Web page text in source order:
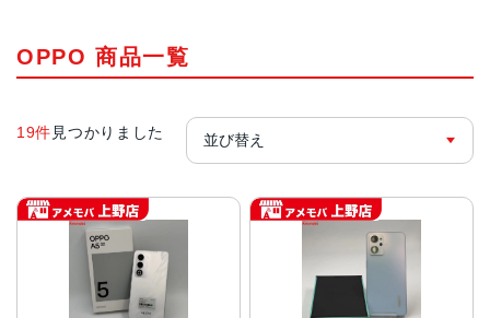
OPPO 商品一覧
19件 見つかりました